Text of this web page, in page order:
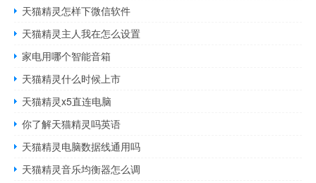
天猫精灵怎样下微信软件
天猫精灵主人我在怎么设置
家电用哪个智能音箱
天猫精灵什么时候上市
天猫精灵x5直连电脑
你了解天猫精灵吗英语
天猫精灵电脑数据线通用吗
天猫精灵音乐均衡器怎么调